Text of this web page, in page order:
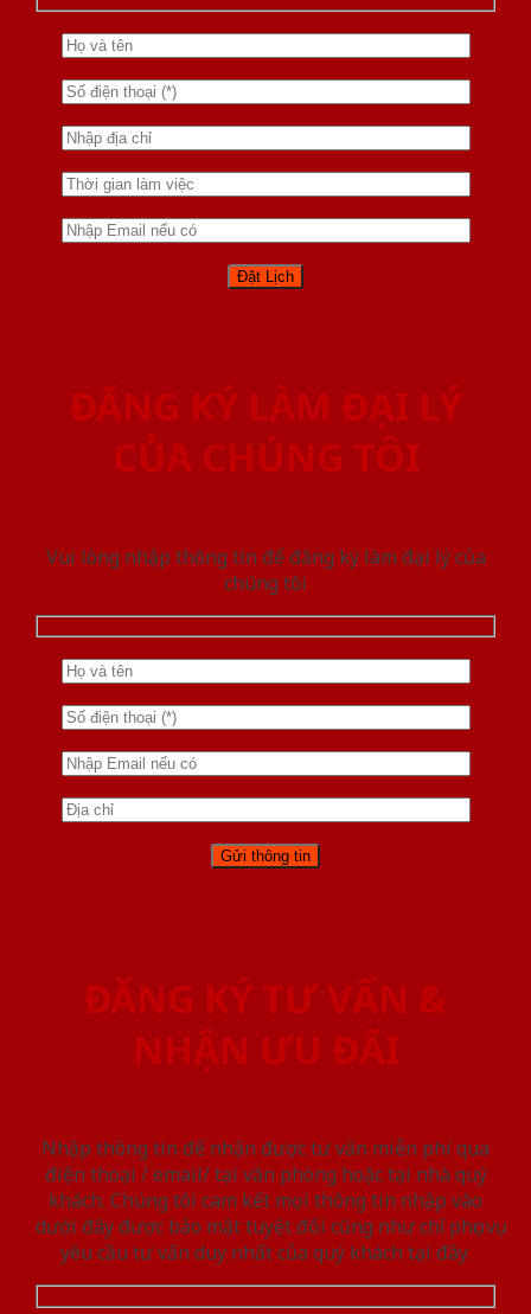
ĐĂNG KÝ LÀM ĐẠI LÝ
CỦA CHÚNG TÔI
Vui lòng nhập thông tin để đăng ký làm đại lý của
chúng tôi
ĐĂNG KÝ TƯ VẤN &
NHẬN ƯU ĐÃI
Nhập thông tin để nhận được tư vấn miễn phí qua
điện thoại / email/ tại văn phòng hoặc tại nhà quý
khách. Chúng tôi cam kết mọi thông tin nhập vào
dưới đây được bảo mật tuyệt đối cũng như chỉ phục vụ
yêu cầu tư vấn duy nhất của quý khách tại đây.